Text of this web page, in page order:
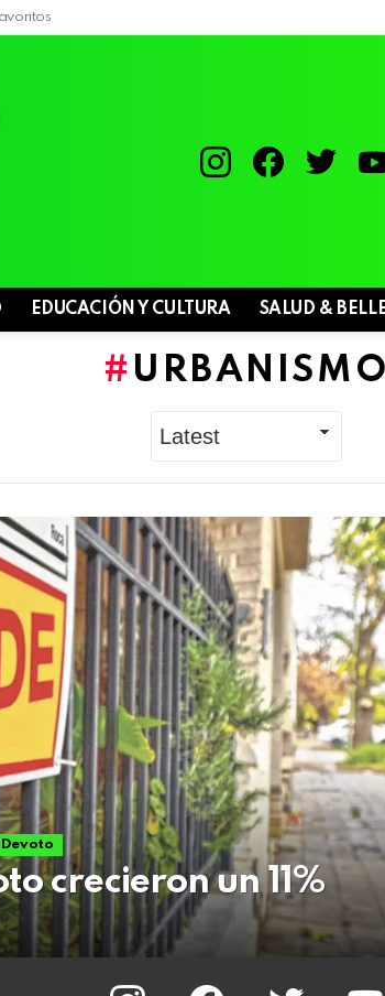
EDUCACIÓN Y CULTURA SALUD &
URBANISMO
crecieron un 11%
instagram facebook twitter